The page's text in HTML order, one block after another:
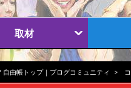
取材
自由帳トップ｜ブログコミュニティ